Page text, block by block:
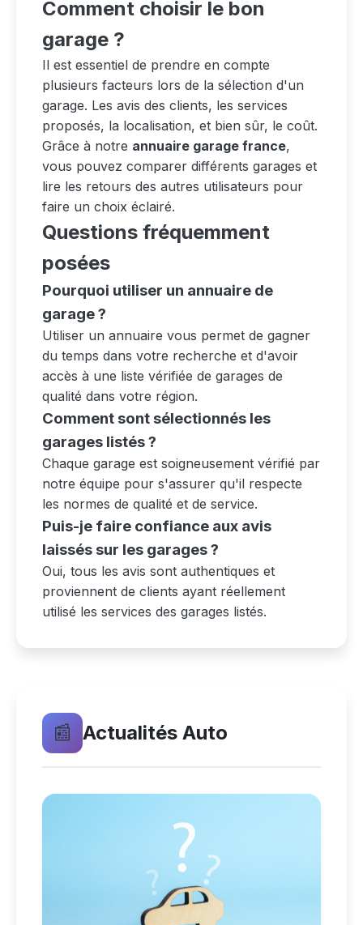
Comment choisir le bon
garage ?
Il est essentiel de prendre en compte
plusieurs facteurs lors de la sélection d'un
garage. Les avis des clients, les services
proposés, la localisation, et bien sûr, le coût.
Grâce à notre annuaire garage france,
vous pouvez comparer différents garages et
lire les retours des autres utilisateurs pour
faire un choix éclairé.
Questions fréquemment
posées
Pourquoi utiliser un annuaire de
garage ?
Utiliser un annuaire vous permet de gagner
du temps dans votre recherche et d'avoir
accès à une liste vérifiée de garages de
qualité dans votre région.
Comment sont sélectionnés les
garages listés ?
Chaque garage est soigneusement vérifié par
notre équipe pour s'assurer qu'il respecte
les normes de qualité et de service.
Puis-je faire confiance aux avis
laissés sur les garages ?
Oui, tous les avis sont authentiques et
proviennent de clients ayant réellement
utilisé les services des garages listés.
📰 Actualités Auto